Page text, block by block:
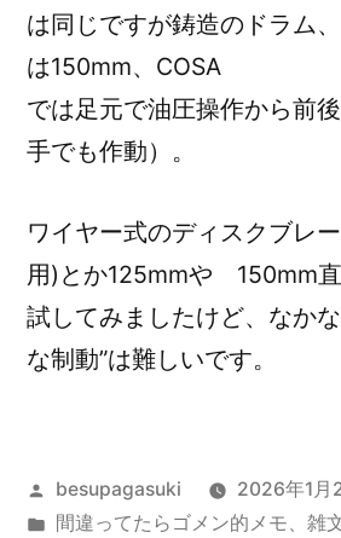
は同じですが鋳造のドラム
は150mm、COSA
では足元で油圧操作から前
手でも作動）。
ワイヤー式のディスクブレ
用)とか125mmや 150mm
試してみましたけど、な
な制動”は難しいです。
投
稿
besupagasuki
2026年1月
カ
間違ってたらゴメン的メモ、 雑